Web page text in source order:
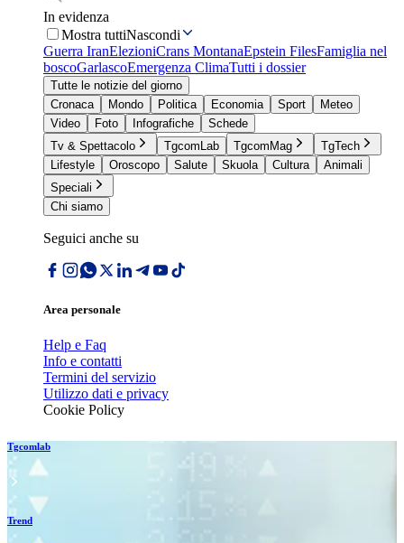
In evidenza
Mostra tuttiNascondi
Guerra IranElezioniCrans MontanaEpstein FilesFamiglia nel
boscoGarlascoEmergenza ClimaTutti i dossier
Tutte le notizie del giorno
Cronaca
Mondo Politica Economia Sport
Meteo
Video
Foto Infografiche
Schede
Tv & Spettacolo
TgcomLab TgcomMag
TgTech
Lifestyle
Oroscopo Salute Skuola Cultura
Animali
Speciali
Chi siamo
Seguici anche su
Area personale
Help e Faq
Info e contatti
Termini del servizio
Utilizzo dati e privacy
Cookie Policy
Tgcomlab
Trend